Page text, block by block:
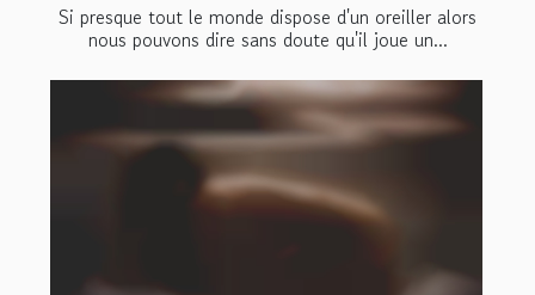
Si presque tout le monde dispose d'un oreiller alors
nous pouvons dire sans doute qu'il joue un...